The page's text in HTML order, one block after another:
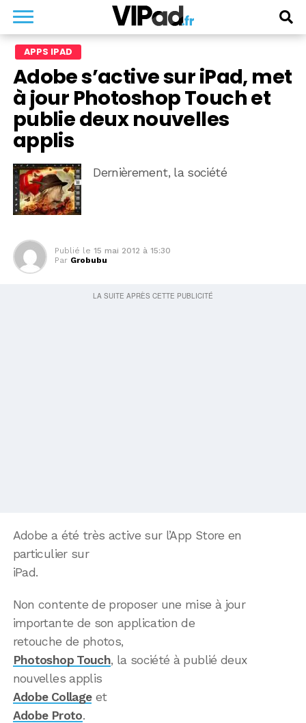
APPS IPAD
Adobe s’active sur iPad, met
à jour Photoshop Touch et
publie deux nouvelles
applis
Dernièrement, la société
Publié le 15 mai 2012 à 15:30
Par Grobubu
Adobe a été très active sur l’App Store en
particulier sur
iPad.
Non contente de proposer une mise à jour
importante de son application de
retouche de photos,
Photoshop Touch, la société à publié deux
nouvelles applis
Adobe Collageet
Adobe Proto.